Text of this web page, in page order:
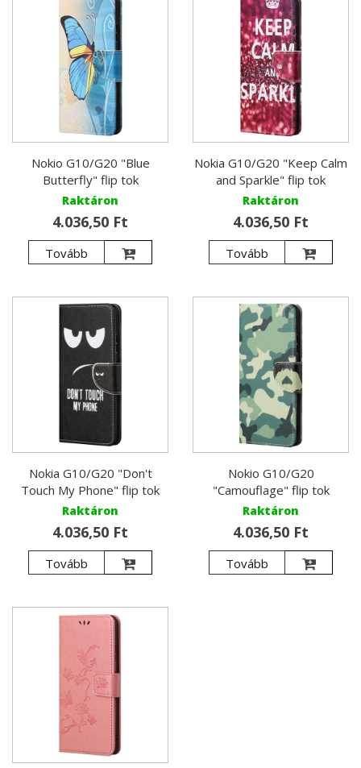
Nokio G10/G20 "Blue
Butterfly" flip tok
Raktáron
4.036,50 Ft
Tovább
Nokia G10/G20 "Keep Calm
and Sparkle" flip tok
Raktáron
4.036,50 Ft
Tovább
Nokia G10/G20 "Don't
Touch My Phone" flip tok
Raktáron
4.036,50 Ft
Tovább
Nokio G10/G20
"Camouflage" flip tok
Raktáron
4.036,50 Ft
Tovább